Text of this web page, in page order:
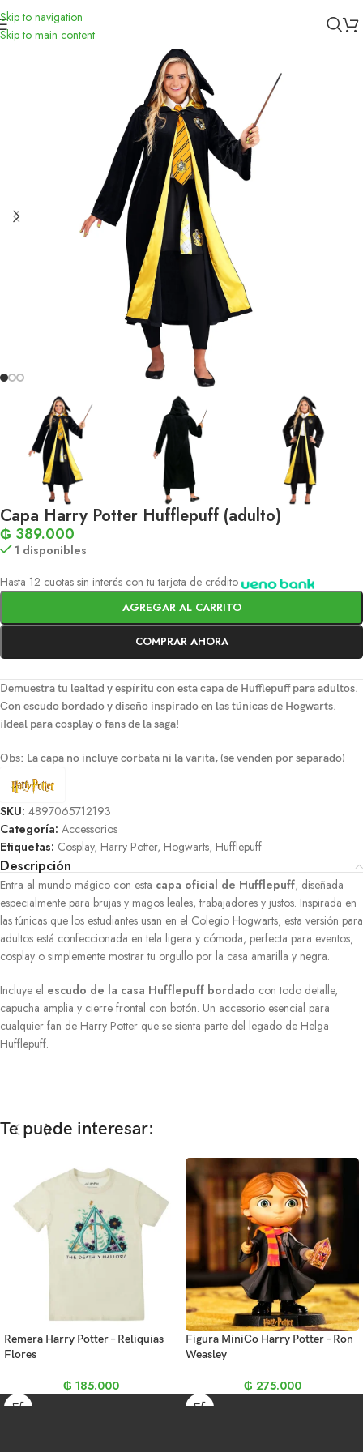
Skip to navigation
Skip to main content
Inicio Accessorios
Capa Harry Potter Hufflepuff (adulto)
₲ 389.000
1 disponibles
Hasta 12 cuotas sin interés con tu tarjeta de crédito
AGREGAR AL CARRITO
COMPRAR AHORA
Demuestra tu lealtad y espíritu con estacapa de Hufflepuffpara adultos.
Con escudo bordado y diseño inspirado en las túnicas de Hogwarts.
¡Ideal para cosplay o fans de la saga!
Obs: La capa no incluye corbata ni la varita, (se venden por separado)
SKU: 4897065712193
Categoría: Accessorios
Etiquetas: Cosplay, Harry Potter, Hogwarts, Hufflepuff
Descripción
Entra al mundo mágico con esta capa oficial de Hufflepuff, diseñada
especialmente para brujas y magos leales, trabajadores y justos. Inspirada en
las túnicas que los estudiantes usan en el Colegio Hogwarts, esta versión para
adultos está confeccionada en tela ligera y cómoda, perfecta para eventos,
cosplay o simplemente mostrar tu orgullo por la casa amarilla y negra.
Incluye el escudo de la casa Hufflepuff bordado con todo detalle,
capucha amplia y cierre frontal con botón. Un accesorio esencial para
cualquier fan de Harry Potter que se sienta parte del legado de Helga
Hufflepuff.
Te puede interesar:
Remera Harry Potter – Reliquias
Flores
₲ 185.000
Figura MiniCo Harry Potter – Ron
Weasley
₲ 275.000